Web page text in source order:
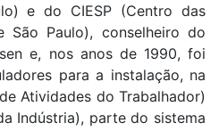
e do CIESP (Centro das
São Paulo), conselheiro do
e, nos anos de 1990, foi
para a instalação, na
Atividades do Trabalhador)
Indústria), parte do sistema